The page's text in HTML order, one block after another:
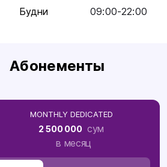
Будни
09:00-22:00
Абонементы
MONTHLY DEDICATED
2 500 000 сум
в месяц